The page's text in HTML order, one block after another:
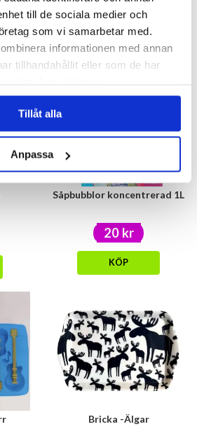
till de sociala medier och
som vi samarbetar med.
informationen med annan
tillhandahållit eller som de har
Tillåt alla
Anpassa
129 kr
KÖP
Såpbubblor koncentrerad 1L
20 kr
KÖP
Bricka -Älgar